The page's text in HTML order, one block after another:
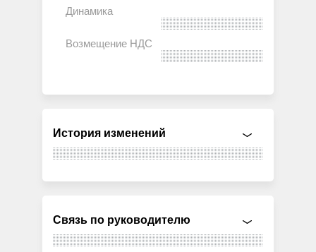
История изменений
Связь по руководителю